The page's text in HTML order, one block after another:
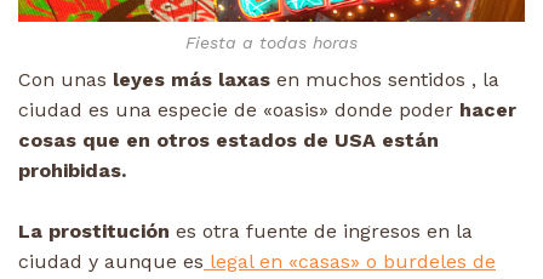
Fiesta a todas horas
Con unas leyes más laxas en muchos sentidos , la
ciudad es una especie de «oasis» donde poder hacer
cosas que en otros estados de USA están
prohibidas.
La prostitución es otra fuente de ingresos en la
ciudad y aunque es legal en «casas» o burdeles de